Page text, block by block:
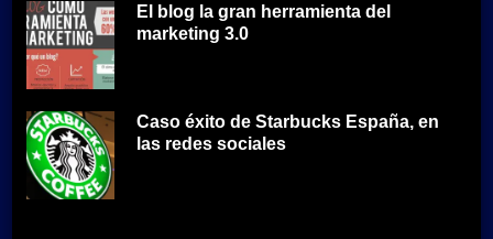
El blog la gran herramienta del
marketing 3.0
Caso éxito de Starbucks España, en
las redes sociales